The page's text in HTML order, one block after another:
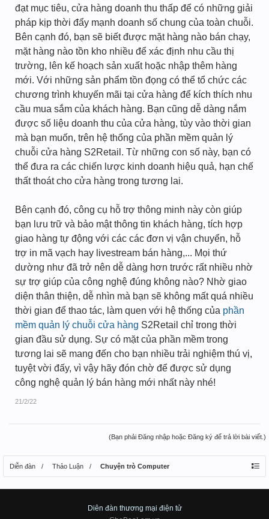
đạt mục tiêu, cửa hàng doanh thu thấp để có những giải
pháp kịp thời đẩy mạnh doanh số chung của toàn chuỗi.
Bên cạnh đó, bạn sẽ biết được mặt hàng nào bán chạy,
mặt hàng nào tồn kho nhiều để xác định nhu cầu thị
trường, lên kế hoạch sản xuất hoặc nhập thêm hàng
mới. Với những sản phẩm tồn đọng có thể tổ chức các
chương trình khuyến mãi tại cửa hàng để kích thích nhu
cầu mua sắm của khách hàng. Bạn cũng dễ dàng nắm
được số liệu doanh thu của cửa hàng, tùy vào thời gian
mà bạn muốn, trên hệ thống của phần mềm quản lý
chuỗi cửa hàng S2Retail. Từ những con số này, bạn có
thể đưa ra các chiến lược kinh doanh hiệu quả, hạn chế
thất thoát cho cửa hàng trong tương lai.
Bên cạnh đó, công cụ hỗ trợ thông minh này còn giúp
bạn lưu trữ và bảo mật thông tin khách hàng, tích hợp
giao hàng tự động với các các đơn vị vận chuyển, hỗ
trợ in mã vạch hay livestream bán hàng,... Mọi thứ
dường như đã trở nên dễ dàng hơn trước rất nhiều nhờ
sự trợ giúp của công nghệ đúng không nào? Nhờ giao
diện thân thiện, dễ nhìn mà bạn sẽ không mất quá nhiều
thời gian để thao tác, làm quen với hệ thống của phần
mềm quản lý chuỗi cửa hàng S2Retail chỉ trong thời
gian đầu sử dụng. Sự có mặt của phần mềm trong
tương lai sẽ mang đến cho bạn nhiều trải nghiệm thú vị,
tuyệt vời đấy, vì vậy hãy đón chờ để được sử dụng
công nghệ quản lý bán hàng mới nhất này nhé!
21/2/22
(Bạn phải Đăng nhập hoặc Đăng ký để trả lời bài viết.)
Diễn đàn Thảo Luận Chuyện trò Computer
Diên đàn thương mại điện tử